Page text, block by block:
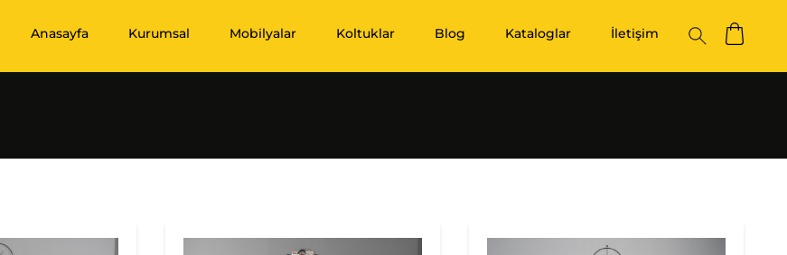
Anasayfa Kurumsal Mobilyalar Koltuklar Blog Kataloglar İletişim